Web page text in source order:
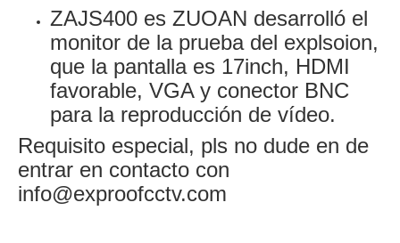
ZAJS400 es ZUOAN desarrolló el
monitor de la prueba del explsoion,
que la pantalla es 17inch, HDMI
favorable, VGA y conector BNC
para la reproducción de vídeo.
Requisito especial, pls no dude en de
entrar en contacto con
info@exproofcctv.com